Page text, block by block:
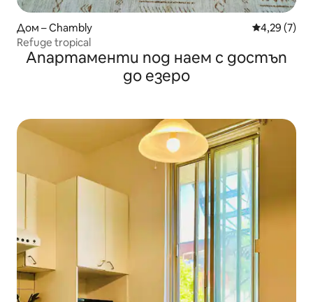
Дом – Chambly Средна
4,29 (7)
Refuge tropical
Апартаменти под наем с достъп
до езеро